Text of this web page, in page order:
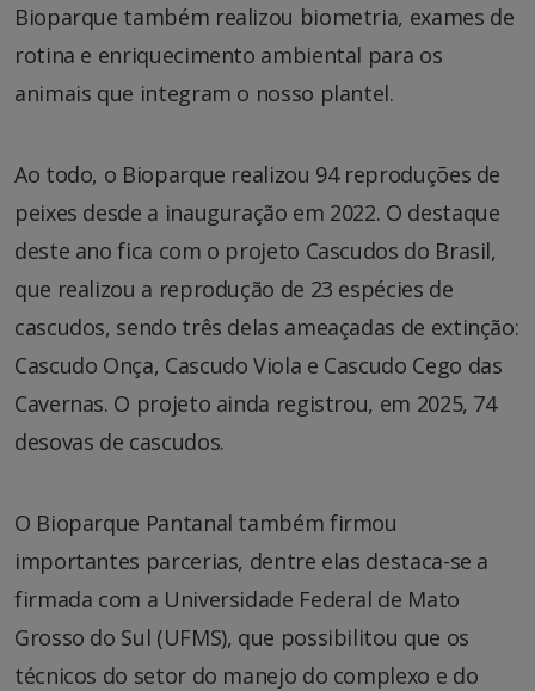
Bioparque também realizou biometria, exames de
rotina e enriquecimento ambiental para os
animais que integram o nosso plantel.
Ao todo, o Bioparque realizou 94 reproduções de
peixes desde a inauguração em 2022. O destaque
deste ano fica com o projeto Cascudos do Brasil,
que realizou a reprodução de 23 espécies de
cascudos, sendo três delas ameaçadas de extinção:
Cascudo Onça, Cascudo Viola e Cascudo Cego das
Cavernas. O projeto ainda registrou, em 2025, 74
desovas de cascudos.
O Bioparque Pantanal também firmou
importantes parcerias, dentre elas destaca-se a
firmada com a Universidade Federal de Mato
Grosso do Sul (UFMS), que possibilitou que os
técnicos do setor do manejo do complexo e do